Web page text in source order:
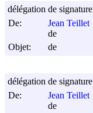
De:
Jean Teillet
de
Objet:
de
délégation de signature
De:
Jean Teillet
de
délégation de signature